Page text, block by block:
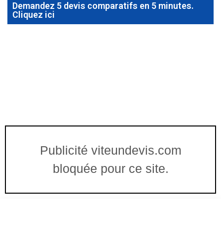
Demandez 5 devis comparatifs en 5 minutes.
Cliquez ici
Publicité viteundevis.com
bloquée pour ce site.